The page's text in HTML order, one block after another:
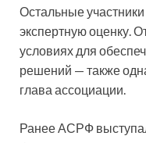
Остальные
экспертную оценку.
условиях для
решений — также
глава ассоциации.
Ранее АСРФ